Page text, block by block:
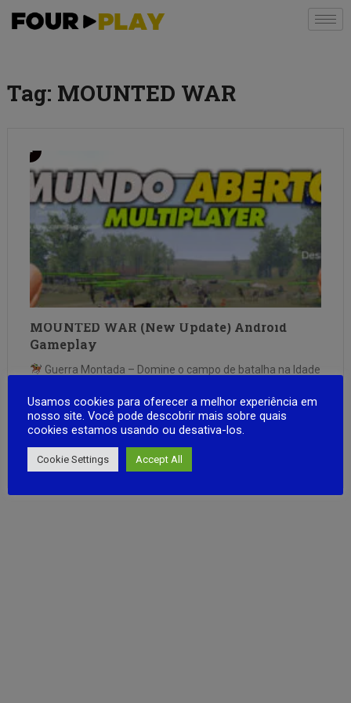
Tag: MOUNTED WAR
MOUNTED WAR (New Update) Android
Gameplay
Guerra Montada – Domine o campo de batalha na Idade
você lidera exércitos, monta a cavalo e comanda batalhas
em tempo real! Escolha entre cinco grandes nações —
FULL ARTICLE
Usamos cookies para oferecer a melhor experiência em
nosso site. Você pode descobrir mais sobre quais
cookies estamos usando ou desativa-los.
Cookie Settings Accept All